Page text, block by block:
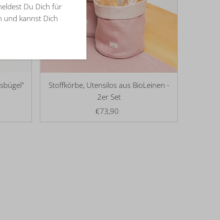
Stoffkörbe, Utensilos aus BioLeinen -
2er Set
Regulärer
Preis
€73,90
Du Dich für
und kannst Dich